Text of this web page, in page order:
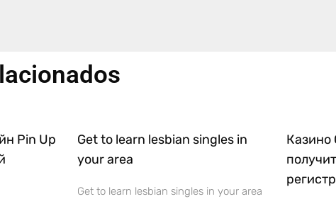
Pin Up
Get to learn lesbian singles in
your area
Get to learn lesbian singles in your area
Казино